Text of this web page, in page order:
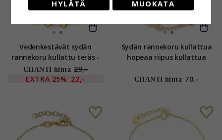
Vedenkestävät sydän
rannekoru kullattu teräs -
OCEANA
CHANTI hinta 29,-
EXTRA 25% 22,-
Sydän rannekoru kullattua
hopeaa riipus kullattua
CHANTI hinta 70,-
HYLÄTÄ MUOKATA